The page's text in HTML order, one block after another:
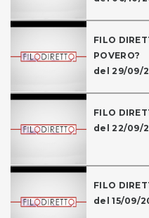
FILO
POVERO?
del 29/09/
FILO
del 22/09/
FILO
del 15/09/